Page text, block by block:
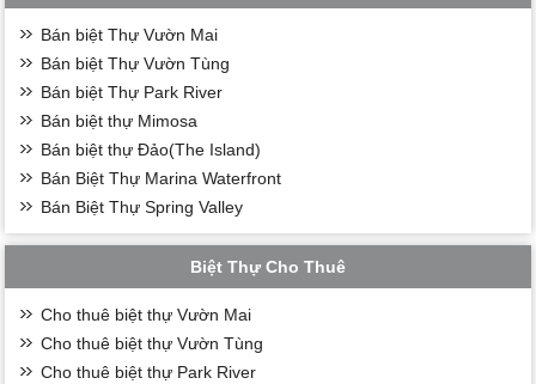
Bán biệt Thự Vườn Mai
Bán biệt Thự Vườn Tùng
Bán biệt Thự Park River
Bán biệt thự Mimosa
Bán biệt thự Đảo(The Island)
Bán Biệt Thự Marina Waterfront
Bán Biệt Thự Spring Valley
Biệt Thự Cho Thuê
Cho thuê biệt thự Vườn Mai
Cho thuê biệt thự Vườn Tùng
Cho thuê biệt thự Park River